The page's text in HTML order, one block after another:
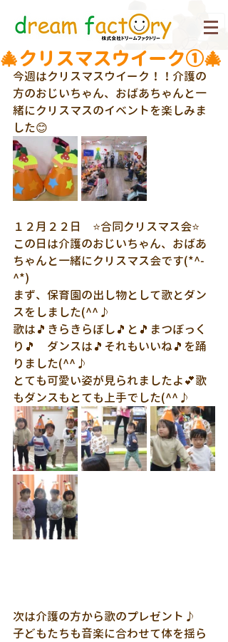
🎄クリスマスウイーク①🎄
今週はクリスマスウイーク！！介護の
方のおじいちゃん、おばあちゃんと一
緒にクリスマスのイベントを楽しみま
した😊
１２月２２日　⭐合同クリスマス会⭐
この日は介護のおじいちゃん、おばあ
ちゃんと一緒にクリスマス会です(*^-
^*)
まず、保育園の出し物として歌とダン
スをしました(^^♪
歌は🎵きらきらぼし🎵と🎵まつぼっく
り🎵　ダンスは🎵それもいいね🎵を踊
りました(^^♪
とても可愛い姿が見られましたよ💕歌
もダンスもとても上手でした(^^♪
次は介護の方から歌のプレゼント♪
子どもたちも音楽に合わせて体を揺ら